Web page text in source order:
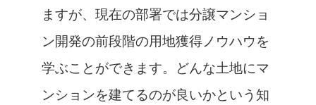
ますが、現在の部署では分譲マンショ
ン開発の前段階の用地獲得ノウハウを
学ぶことができます。どんな土地にマ
ンションを建てるのが良いかという知